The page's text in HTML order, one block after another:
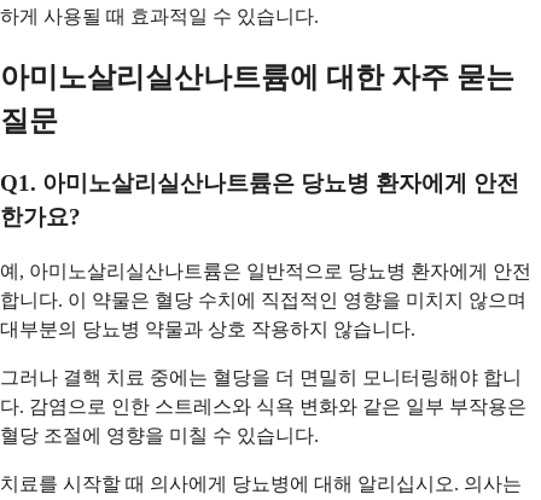
하게 사용될 때 효과적일 수 있습니다.
아미노살리실산나트륨에 대한 자주 묻는
질문
Q1. 아미노살리실산나트륨은 당뇨병 환자에게 안전
한가요?
예, 아미노살리실산나트륨은 일반적으로 당뇨병 환자에게 안전
합니다. 이 약물은 혈당 수치에 직접적인 영향을 미치지 않으며
대부분의 당뇨병 약물과 상호 작용하지 않습니다.
그러나 결핵 치료 중에는 혈당을 더 면밀히 모니터링해야 합니
다. 감염으로 인한 스트레스와 식욕 변화와 같은 일부 부작용은
혈당 조절에 영향을 미칠 수 있습니다.
치료를 시작할 때 의사에게 당뇨병에 대해 알리십시오. 의사는